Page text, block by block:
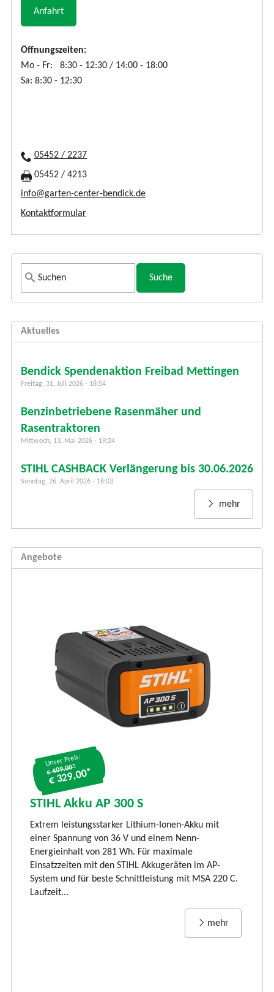
Anfahrt
Öffnungszeiten:
Mo - Fr: 8:30 - 12:30 / 14:00 - 18:00
Sa: 8:30 - 12:30
05452 / 2237
05452 / 4213
info@garten-center-bendick.de
Kontaktformular
S
u
h
f
r
m
l
a
r
Aktuelles
Bendick Spendenaktion Freibad Mettingen
Freitag, 31. Juli 2026 - 18:54
Benzinbetriebene Rasenmäher und
Rasentraktoren
Mittwoch, 13. Mai 2026 - 19:24
STIHL CASHBACK Verlängerung bis 30.06.2026
Sonntag, 26. April 2026 - 16:03
mehr
Angebote
Unser Preis:
€ 409.00*
€ 329,00*
STIHL Akku AP 300 S
Extrem leistungsstarker Lithium-Ionen-Akku mit
einer Spannung von 36 V und einem Nenn-
Energieinhalt von 281 Wh. Für maximale
Einsatzzeiten mit den STIHL Akkugeräten im AP-
System und für beste Schnittleistung mit MSA 220 C.
Laufzeit...
mehr